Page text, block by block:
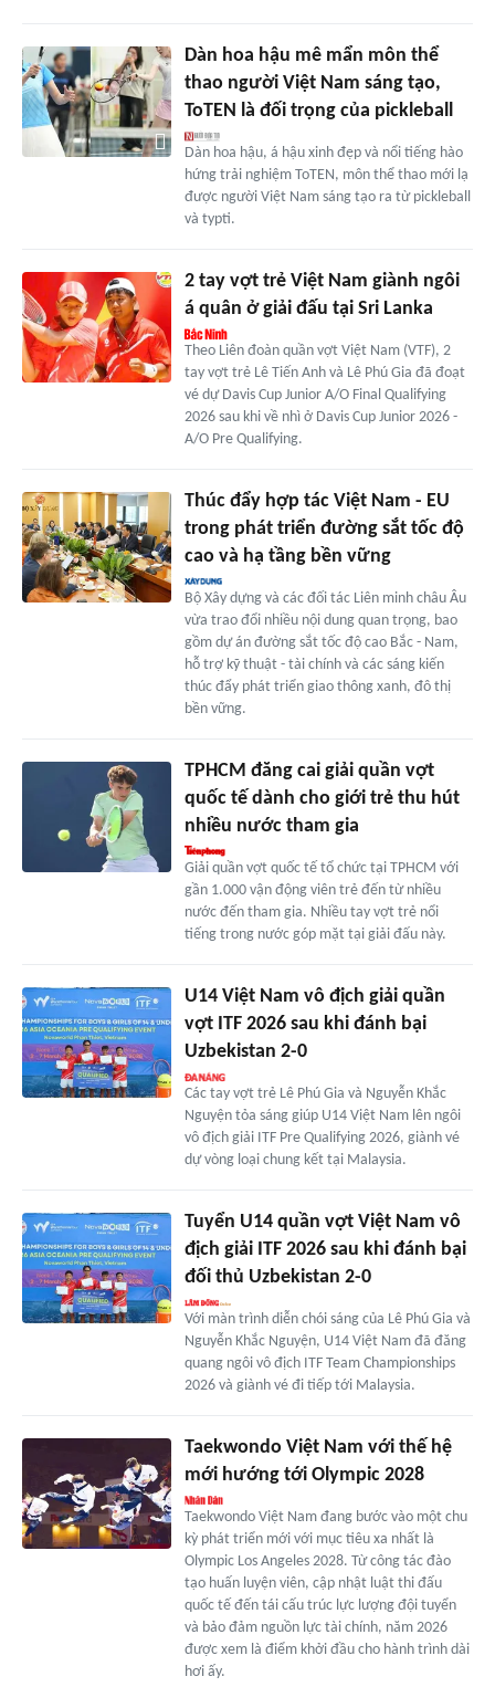
Dàn hoa hậu mê mẩn môn thể
thao người Việt Nam sáng tạo,
ToTEN là đối trọng của pickleball
Dàn hoa hậu, á hậu xinh đẹp và nổi tiếng hào
hứng trải nghiệm ToTEN, môn thể thao mới lạ
được người Việt Nam sáng tạo ra từ pickleball
và typti.
2 tay vợt trẻ Việt Nam giành ngôi
á quân ở giải đấu tại Sri Lanka
Theo Liên đoàn quần vợt Việt Nam (VTF), 2
tay vợt trẻ Lê Tiến Anh và Lê Phú Gia đã đoạt
vé dự Davis Cup Junior A/O Final Qualifying
2026 sau khi về nhì ở Davis Cup Junior 2026 -
A/O Pre Qualifying.
Thúc đẩy hợp tác Việt Nam - EU
trong phát triển đường sắt tốc độ
cao và hạ tầng bền vững
Bộ Xây dựng và các đối tác Liên minh châu Âu
vừa trao đổi nhiều nội dung quan trọng, bao
gồm dự án đường sắt tốc độ cao Bắc - Nam,
hỗ trợ kỹ thuật - tài chính và các sáng kiến
thúc đẩy phát triển giao thông xanh, đô thị
bền vững.
TPHCM đăng cai giải quần vợt
quốc tế dành cho giới trẻ thu hút
nhiều nước tham gia
Giải quần vợt quốc tế tổ chức tại TPHCM với
gần 1.000 vận động viên trẻ đến từ nhiều
nước đến tham gia. Nhiều tay vợt trẻ nổi
tiếng trong nước góp mặt tại giải đấu này.
U14 Việt Nam vô địch giải quần
vợt ITF 2026 sau khi đánh bại
Uzbekistan 2-0
Các tay vợt trẻ Lê Phú Gia và Nguyễn Khắc
Nguyện tỏa sáng giúp U14 Việt Nam lên ngôi
vô địch giải ITF Pre Qualifying 2026, giành vé
dự vòng loại chung kết tại Malaysia.
Tuyển U14 quần vợt Việt Nam vô
địch giải ITF 2026 sau khi đánh bại
đối thủ Uzbekistan 2-0
Với màn trình diễn chói sáng của Lê Phú Gia và
Nguyễn Khắc Nguyện, U14 Việt Nam đã đăng
quang ngôi vô địch ITF Team Championships
2026 và giành vé đi tiếp tới Malaysia.
Taekwondo Việt Nam với thế hệ
mới hướng tới Olympic 2028
Taekwondo Việt Nam đang bước vào một chu
kỳ phát triển mới với mục tiêu xa nhất là
Olympic Los Angeles 2028. Từ công tác đào
tạo huấn luyện viên, cập nhật luật thi đấu
quốc tế đến tái cấu trúc lực lượng đội tuyển
và bảo đảm nguồn lực tài chính, năm 2026
được xem là điểm khởi đầu cho hành trình dài
hơi ấy.